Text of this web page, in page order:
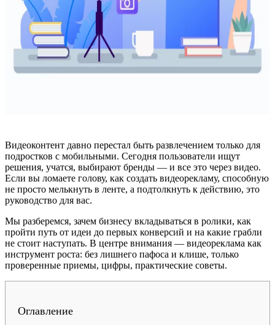
Видеоконтент давно перестал быть развлечением только для
подростков с мобильными. Сегодня пользователи ищут
решения, учатся, выбирают бренды — и все это через видео.
Если вы ломаете голову, как создать видеорекламу, способную
не просто мелькнуть в ленте, а подтолкнуть к действию, это
руководство для вас.
Мы разберемся, зачем бизнесу вкладываться в ролики, как
пройти путь от идеи до первых конверсий и на какие грабли
не стоит наступать. В центре внимания — видеореклама как
инструмент роста: без лишнего пафоса и клише, только
проверенные приемы, цифры, практические советы.
Оглавление